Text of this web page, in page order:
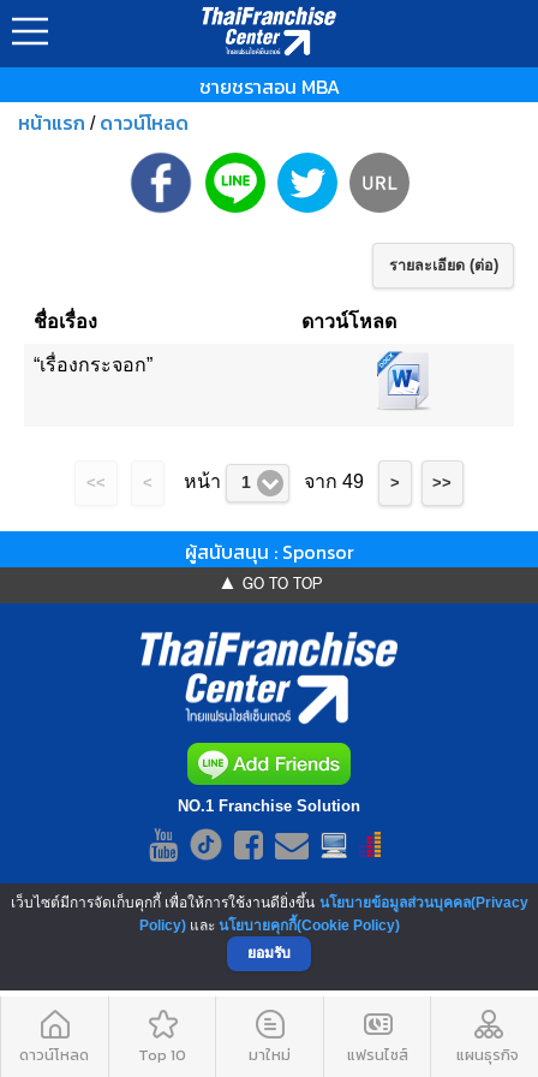
ชายชราสอน MBA
หน้าแรก / ดาวน์โหลด
รายละเอียด (ต่อ)
ชื่อเรื่อง ดาวน์โหลด
“เรื่องกระจอก”
<< < หน้า 1 จาก 49 > >>
ผู้สนับสนุน : Sponsor
▲ GO TO TOP
NO.1 Franchise Solution
เว็บไซต์มีการจัดเก็บคุกกี้ เพื่อให้การใช้งานดียิ่งขึ้น นโยบายข้อมูลส่วนบุคคล(Privacy
Policy)และ นโยบายคุกกี้(Cookie Policy)
ยอมรับ
ดาวน์โหลด Top 10 มาใหม่ แฟรนไชส์ แผนธุรกิจ